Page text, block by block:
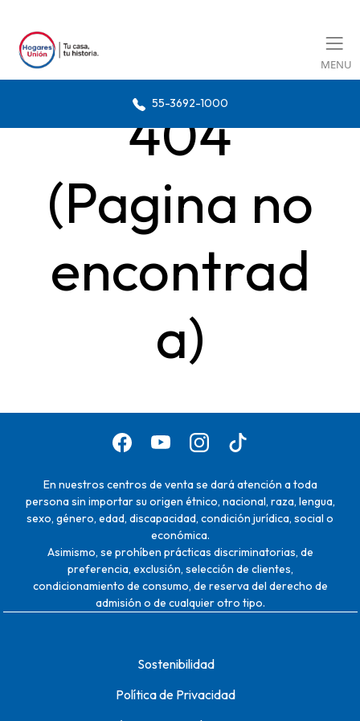
MENU
55-3692-1000
404
(Pagina no
encontrad
a)
En nuestros centros de venta se dará atención a toda
persona sin importar su origen étnico, nacional, raza, lengua,
sexo, género, edad, discapacidad, condición jurídica, social o
económica.
Asimismo, se prohíben prácticas discriminatorias, de
preferencia, exclusión, selección de clientes,
condicionamiento de consumo, de reserva del derecho de
admisión o de cualquier otro tipo.
Sostenibilidad
Política de Privacidad